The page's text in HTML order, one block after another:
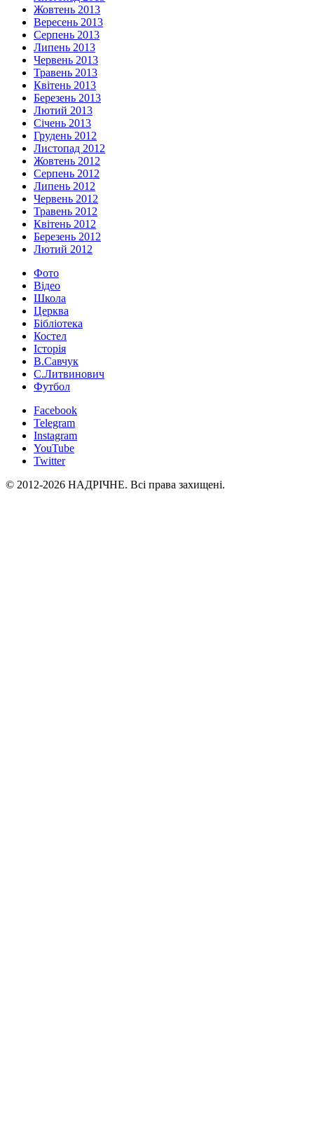
Жовтень 2013
Вересень 2013
Серпень 2013
Липень 2013
Червень 2013
Травень 2013
Квітень 2013
Березень 2013
Лютий 2013
Січень 2013
Грудень 2012
Листопад 2012
Жовтень 2012
Серпень 2012
Липень 2012
Червень 2012
Травень 2012
Квітень 2012
Березень 2012
Лютий 2012
Фото
Відео
Школа
Церква
Бібліотека
Костел
Історія
В.Савчук
С.Литвинович
Футбол
Facebook
Telegram
Instagram
YouTube
Twitter
© 2012-2026 НАДРІЧНЕ. Всі права захищені.